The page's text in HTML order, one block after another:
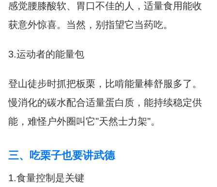
感觉腰膝酸软、胃口不佳的人，适量食用能收
获意外惊喜。当然，别指望它当药吃。
3.运动者的能量包
登山徒步时抓把板栗，比啃能量棒舒服多了。
慢消化的碳水配合适量蛋白质，能持续稳定供
能，难怪户外圈叫它"天然士力架"。
三、吃栗子也要讲武德
1.食量控制是关键